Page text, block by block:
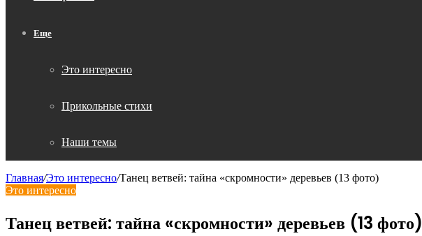
Еще
Это интересно
Прикольные стихи
Наши темы
Главная/Это интересно/Танец ветвей: тайна «скромности» деревьев (13 фото)
Это интересно
Танец ветвей: тайна «скромности» деревьев (13 фото)